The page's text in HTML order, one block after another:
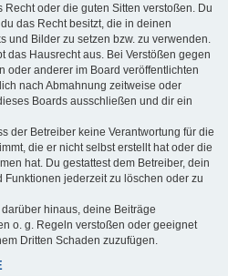
oder die guten Sitten verstoßen. Du
das Recht besitzt, die in deinen
und Bilder zu setzen bzw. zu verwenden.
das Hausrecht aus. Bei Verstößen gegen
oder anderer im Board veröffentlichten
nach Abmahnung zeitweise oder
Boards ausschließen und dir ein
der Betreiber keine Verantwortung für die
die er nicht selbst erstellt hat oder die
hat. Du gestattest dem Betreiber, dein
Funktionen jederzeit zu löschen oder zu
hinaus, deine Beiträge
o. g. Regeln verstoßen oder geeignet
Dritten Schaden zuzufügen.